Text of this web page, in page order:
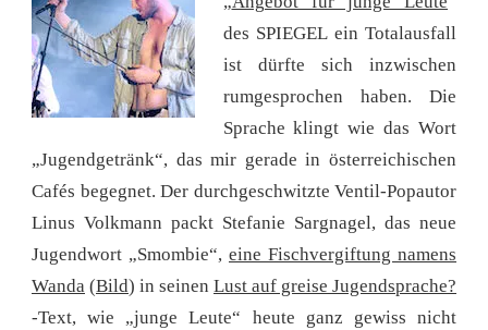
des SPIEGEL ein Totalausfall
ist dürfte sich inzwischen
rumgesprochen haben. Die
Sprache klingt wie das Wort
„Jugendgetränk“, das mir gerade in österreichischen
Cafés begegnet. Der durchgeschwitzte Ventil-Popautor
Linus Volkmann packt Stefanie Sargnagel, das neue
Jugendwort „Smombie“, eine Fischvergiftung namens
Wanda (Bild) in seinen Lust auf greise Jugendsprache?
-Text, wie „junge Leute“ heute ganz gewiss nicht